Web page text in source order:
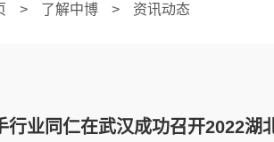
了解中博 资讯动态
行业同仁在武汉成功召开2022湖